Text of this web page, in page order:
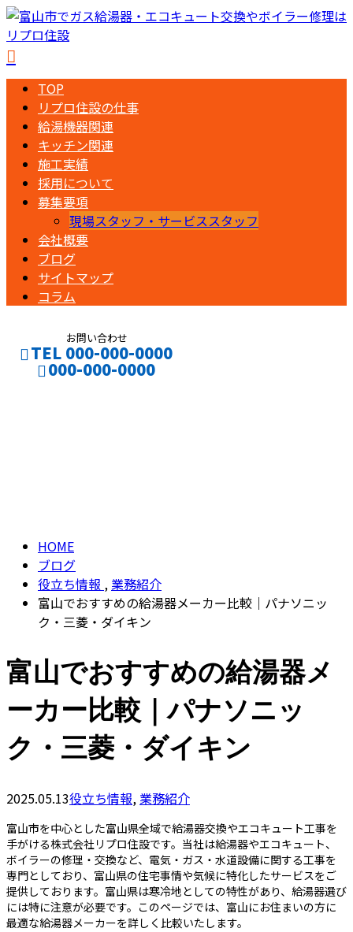
TOP
リプロ住設の仕事
給湯機器関連
キッチン関連
施工実績
採用について
募集要項
現場スタッフ・サービススタッフ
会社概要
ブログ
サイトマップ
コラム
お問い合わせ
TEL 000-000-0000
000-000-0000
HOME
ブログ
役立ち情報 ,業務紹介
富山でおすすめの給湯器メーカー比較｜パナソニッ
ク・三菱・ダイキン
富山でおすすめの給湯器メ
ーカー比較｜パナソニッ
ク・三菱・ダイキン
2025.05.13役立ち情報,業務紹介
富山市を中心とした富山県全域で給湯器交換やエコキュート工事を
手がける株式会社リプロ住設です。当社は給湯器やエコキュート、
ボイラーの修理・交換など、電気・ガス・水道設備に関する工事を
専門としており、富山県の住宅事情や気候に特化したサービスをご
提供しております。富山県は寒冷地としての特性があり、給湯器選び
には特に注意が必要です。このページでは、富山にお住まいの方に
最適な給湯器メーカーを詳しく比較いたします。